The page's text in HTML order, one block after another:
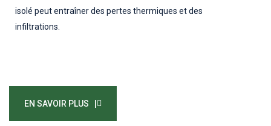
isolé peut entraîner des pertes thermiques et des
infiltrations.
EN SAVOIR PLUS |